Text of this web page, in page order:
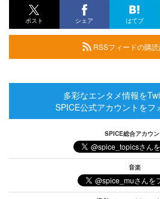
ポスト シェア はてブ
RSSフィードの購読
多彩なエンタメ情報を
SPICE公式アカウントをフ
SPICE総合アカウン
音楽